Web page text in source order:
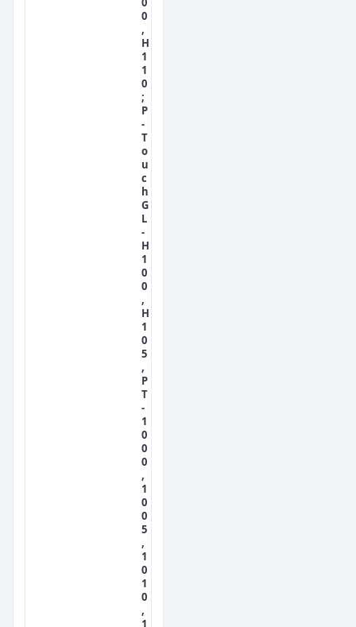
0
,
H
1
1
0
;
P
-
T
o
u
c
h
G
L
-
H
1
0
0
,
H
1
0
5
,
P
T
-
1
0
0
0
,
1
0
0
5
,
1
0
1
0
,
1